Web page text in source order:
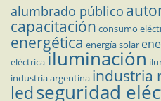
alumbrado público
capacitación consumo
energética energía solar
eléctricailuminación
industria argentina industria
ledseguridad